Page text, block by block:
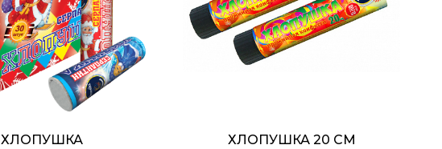
ХЛОПУШКА ХЛОПУШКА 20 СМ